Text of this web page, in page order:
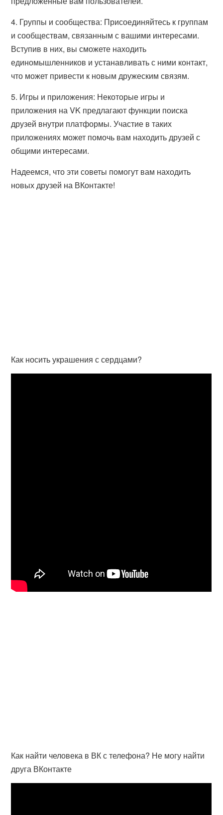
4. Группы и сообщества: Присоединяйтесь к группам
и сообществам, связанным с вашими интересами.
Вступив в них, вы сможете находить
единомышленников и устанавливать с ними контакт,
что может привести к новым дружеским связям.
5. Игры и приложения: Некоторые игры и
приложения на VK предлагают функции поиска
друзей внутри платформы. Участие в таких
приложениях может помочь вам находить друзей с
общими интересами.
Надеемся, что эти советы помогут вам находить
новых друзей на ВКонтакте!
Как носить украшения с сердцами?
Как найти человека в ВК с телефона? Не могу найти
друга ВКонтакте